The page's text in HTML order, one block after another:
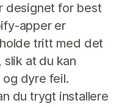
designet for best
apper er
tritt med det
at du kan
og dyre feil.
du trygt installere